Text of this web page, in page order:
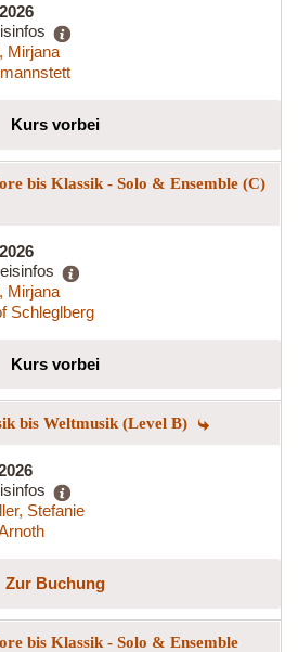
Mirjana
Kurs vorbei
bis Klassik - Solo & Ensemble (C)
Mirjana
Schleglberg
Kurs vorbei
bis Weltmusik (Level B)
Stefanie
Zur Buchung
bis Klassik - Solo & Ensemble